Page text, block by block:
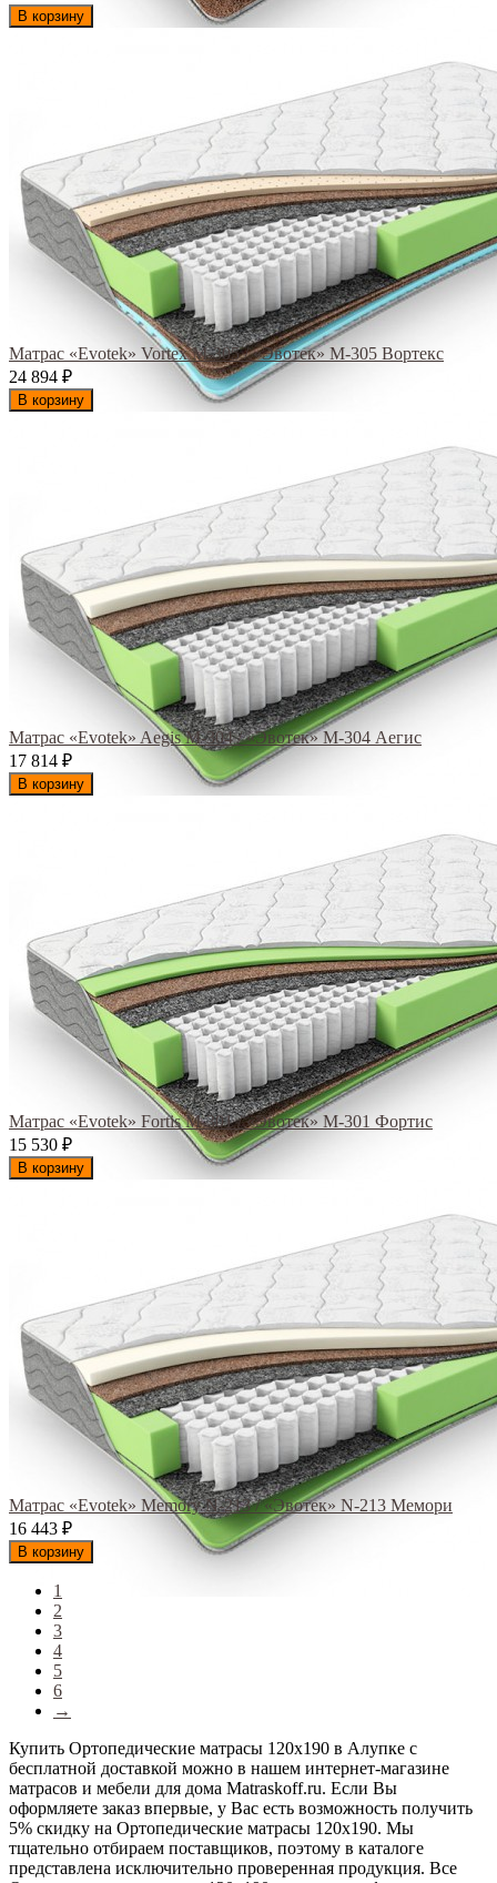
В корзину
Матрас «Evotek» Vortex M-305 / «Эвотек» M-305 Вортекс
24 894 ₽
В корзину
Матрас «Evotek» Aegis M-304 / «Эвотек» M-304 Аегис
17 814 ₽
В корзину
Матрас «Evotek» Fortis M-301 / «Эвотек» M-301 Фортис
15 530 ₽
В корзину
Матрас «Evotek» Memory N-213 / «Эвотек» N-213 Мемори
16 443 ₽
В корзину
1
2
3
4
5
6
→
Купить Ортопедические матрасы 120х190 в Алупке с
бесплатной доставкой можно в нашем интернет-магазине
матрасов и мебели для дома Matraskoff.ru. Если Вы
оформляете заказ впервые, у Вас есть возможность получить
5% скидку на Ортопедические матрасы 120х190. Мы
тщательно отбираем поставщиков, поэтому в каталоге
представлена исключительно проверенная продукция. Все